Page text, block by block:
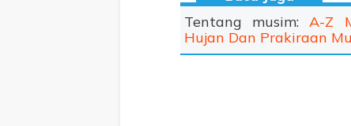
Tentang musim:A-Z
Hujan Dan Prakiraan